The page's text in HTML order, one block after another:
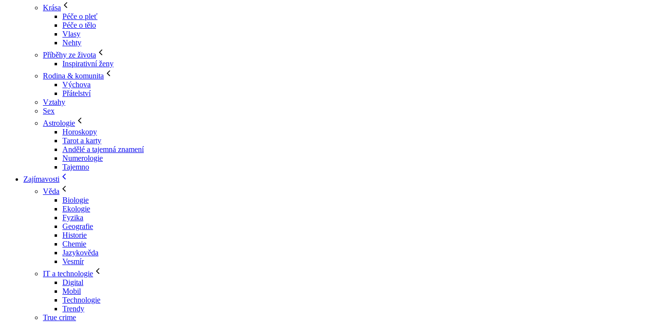
Krása
Péče o pleť
Péče o tělo
Vlasy
Nehty
Příběhy ze života
Inspirativní ženy
Rodina & komunita
Výchova
Přátelství
Vztahy
Sex
Astrologie
Horoskopy
Tarot a karty
Andělé a tajemná znamení
Numerologie
Tajemno
Zajímavosti
Věda
Biologie
Ekologie
Fyzika
Geografie
Historie
Chemie
Jazykověda
Vesmír
IT a technologie
Digital
Mobil
Technologie
Trendy
True crime